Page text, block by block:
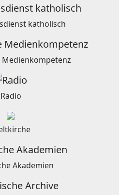
katholisch
Medienkompetenz
Radio
Akademien